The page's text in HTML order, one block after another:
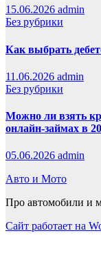
15.06.2026 admin
Без рубрики
Как выбрать
11.06.2026 admin
Без рубрики
Можно ли взять
онлайн-займах в
05.06.2026 admin
Авто и Мото
Про автомобили и
Сайт работает на